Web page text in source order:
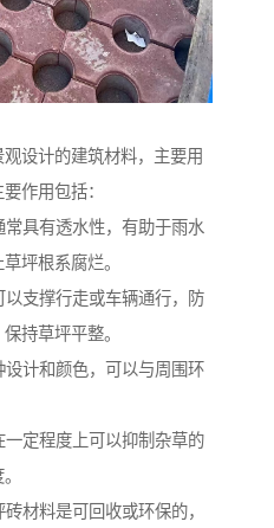
设计的建筑材料，主要用
作用包括：
具有透水性，有助于雨水
坪根系腐烂。
支撑行走或车辆通行，防
持草坪平整。
计和颜色，可以与周围环
定程度上可以抑制杂草的
材料是可回收或环保的，